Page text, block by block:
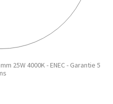
25W 4000K - ENEC - Garantie 5